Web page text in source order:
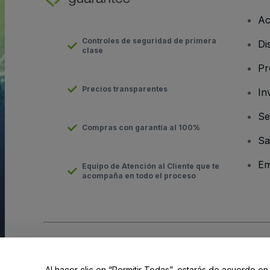
Controles de seguridad de primera
clase
Precios transparentes
Compras con garantía al 100%
Equipo de Atención al Cliente que te
acompaña en todo el proceso